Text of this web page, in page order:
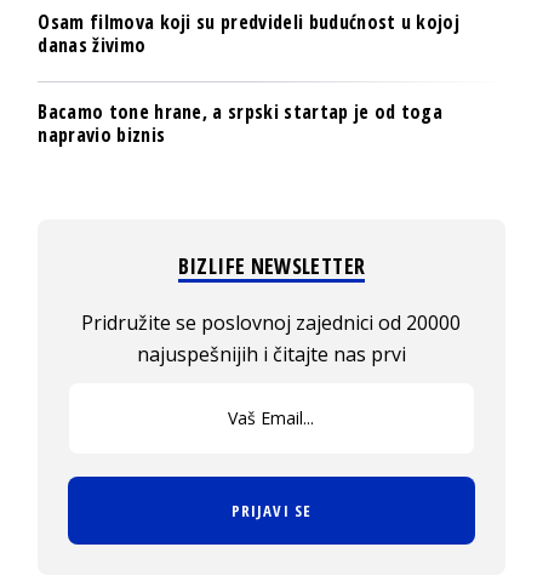
Osam filmova koji su predvideli budućnost u kojoj
danas živimo
Bacamo tone hrane, a srpski startap je od toga
napravio biznis
BIZLIFE NEWSLETTER
Pridružite se poslovnoj zajednici od 20000
najuspešnijih i čitajte nas prvi
PRIJAVI SE